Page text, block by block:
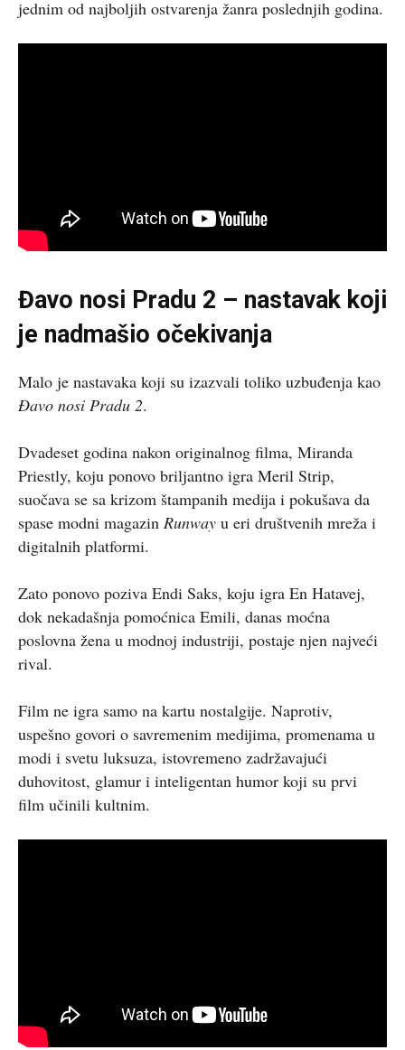
jednim od najboljih ostvarenja žanra poslednjih godina.
Đavo nosi Pradu 2 – nastavak koji
je nadmašio očekivanja
Malo je nastavaka koji su izazvali toliko uzbuđenja kao
Đavo nosi Pradu 2.
Dvadeset godina nakon originalnog filma, Miranda
Priestly, koju ponovo briljantno igra Meril Strip,
suočava se sa krizom štampanih medija i pokušava da
spase modni magazin Runway u eri društvenih mreža i
digitalnih platformi.
Zato ponovo poziva Endi Saks, koju igra En Hatavej,
dok nekadašnja pomoćnica Emili, danas moćna
poslovna žena u modnoj industriji, postaje njen najveći
rival.
Film ne igra samo na kartu nostalgije. Naprotiv,
uspešno govori o savremenim medijima, promenama u
modi i svetu luksuza, istovremeno zadržavajući
duhovitost, glamur i inteligentan humor koji su prvi
film učinili kultnim.